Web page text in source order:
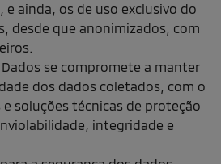
ainda, os de uso exclusivo do
desde que anonimizados, com
se compromete a manter
dos dados coletados, com o
soluções técnicas de proteção
integridade e